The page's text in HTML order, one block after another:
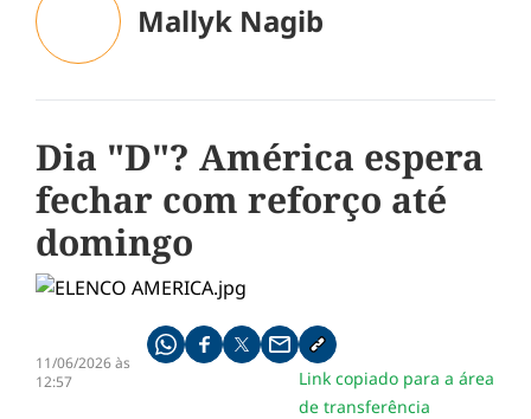
Mallyk Nagib
Dia "D"? América espera
fechar com reforço até
domingo
11/06/2026 às
12:57
Compartilhe pelo whatsapp
Compartilhar no facebook
Compartilhar no twitter
Compartilhe pelo email
Copiar link da notícia
Link copiado para a área
de transferência